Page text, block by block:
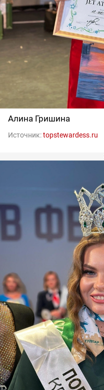
Алина Гришина
Источник:topstewardess.ru